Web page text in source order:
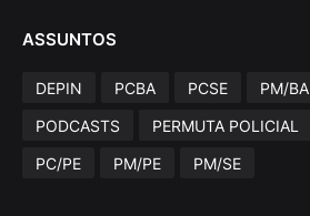
ASSUNTOS
DEPIN PCBA PCSE PM/BA
PODCASTS
PERMUTA POLICIAL
PC/PE
PM/PE PM/SE